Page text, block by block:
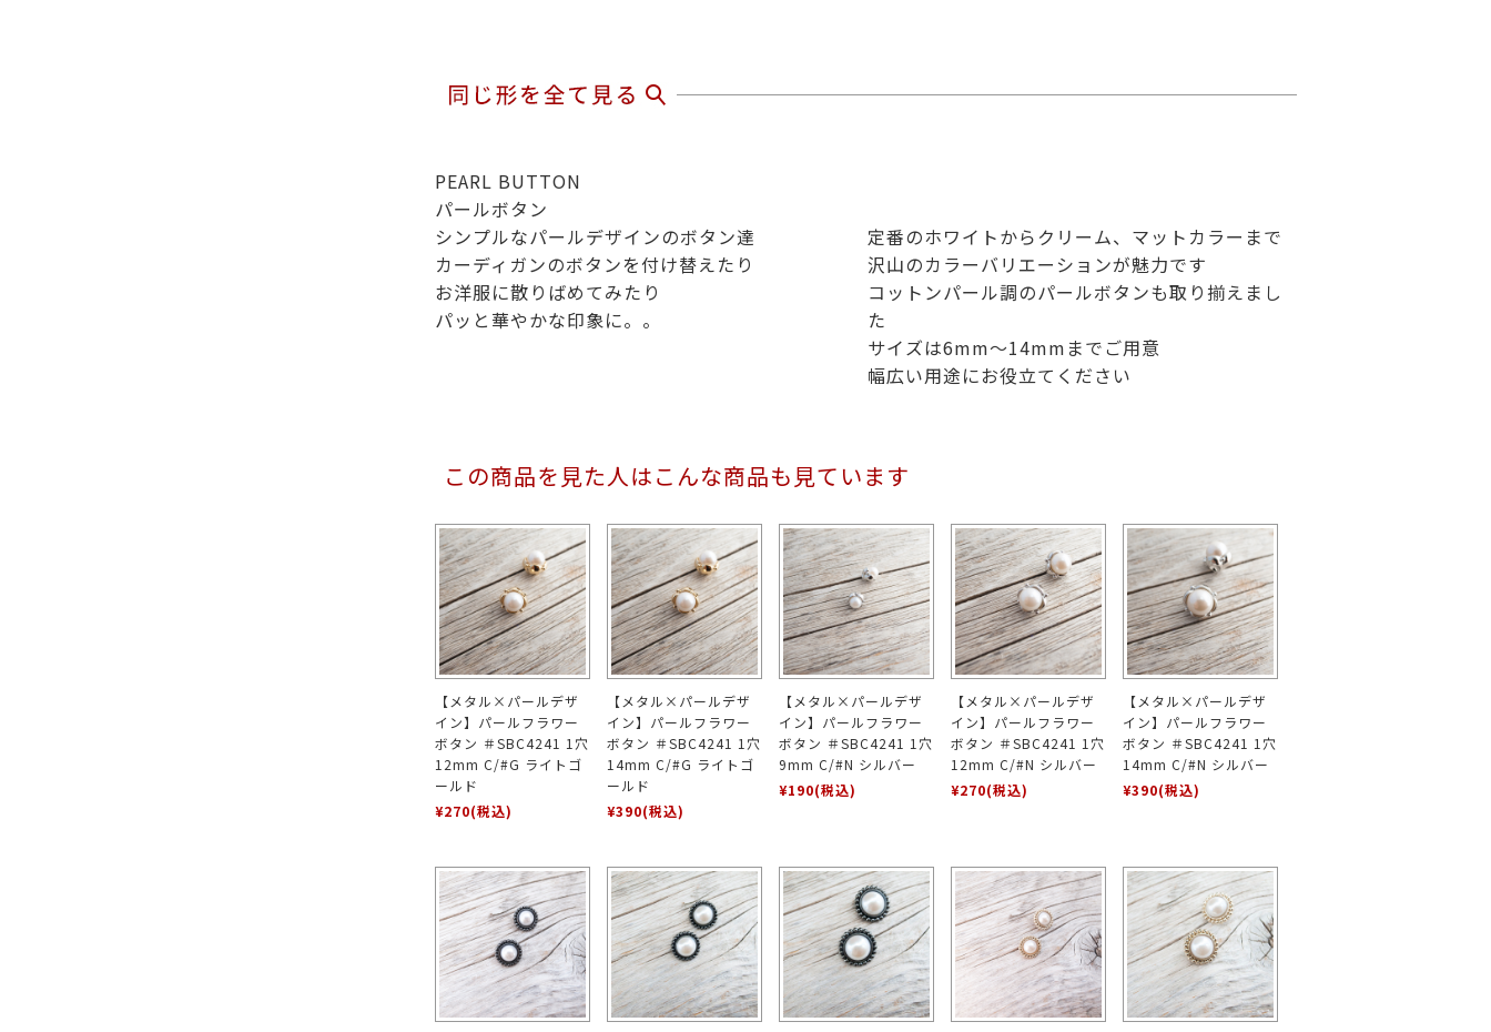
PEARL BUTTON
パールボタン
シンプルなパールデザインのボタン達
カーディガンのボタンを付け替えたり
お洋服に散りばめてみたり
パッと華やかな印象に。。
定番のホワイトからクリーム、マットカラーまで
沢山のカラーバリエーションが魅力です
コットンパール調のパールボタンも取り揃えまし
た
サイズは6mm～14mmまでご用意
幅広い用途にお役立てください
この商品を見た人はこんな商品も見ています
【メタル×パールデザ
イン】パールフラワー
ボタン ＃SBC4241 1穴
12mm C/#G ライトゴ
ールド
¥270(税込)
【メタル×パールデザ
イン】パールフラワー
ボタン ＃SBC4241 1穴
14mm C/#G ライトゴ
ールド
¥390(税込)
【メタル×パールデザ
イン】パールフラワー
ボタン ＃SBC4241 1穴
9mm C/#N シルバー
¥190(税込)
【メタル×パールデザ
イン】パールフラワー
ボタン ＃SBC4241 1穴
12mm C/#N シルバー
¥270(税込)
【メタル×パールデザ
イン】パールフラワー
ボタン ＃SBC4241 1穴
14mm C/#N シルバー
¥390(税込)